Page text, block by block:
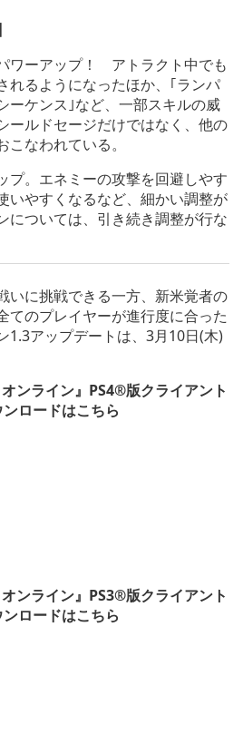
ワーアップ！ アトラクト中でも
れるようになったほか、｢ランパ
ーケンス｣など、一部スキルの威
ールドセージだけではなく、他の
なわれている。
プ。エネミーの攻撃を回避しやす
いやすくなるなど、細かい調整が
については、引き続き調整が行な
いに挑戦できる一方、新米覚者の
てのプレイヤーが進行度に合った
1.3アップデートは、3月10日(木)
ンライン』PS4®版クライアント
ロードはこちら
ンライン』PS3®版クライアント
ロードはこちら